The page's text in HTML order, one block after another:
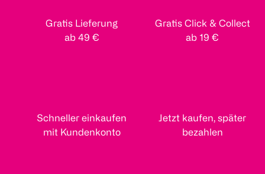
Gratis Lieferung
ab 49 €
Gratis Click & Collect
ab 19 €
Schneller einkaufen
mit Kundenkonto
Jetzt kaufen, später
bezahlen